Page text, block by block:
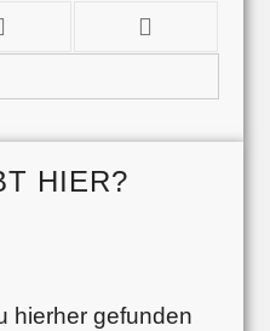
HIER?
hierher gefunden